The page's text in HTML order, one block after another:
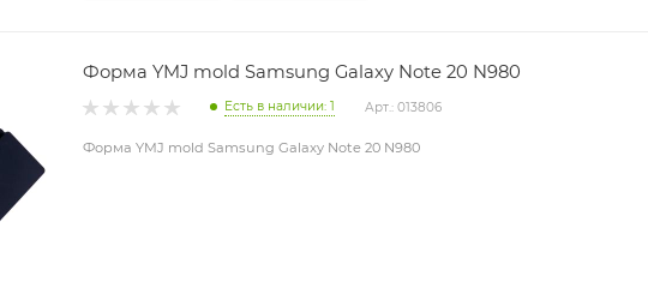
Форма YMJ mold Samsung Galaxy Note 20 N980
Есть в наличии: 1 Арт.: 013806
Форма YMJ mold Samsung Galaxy Note 20 N980